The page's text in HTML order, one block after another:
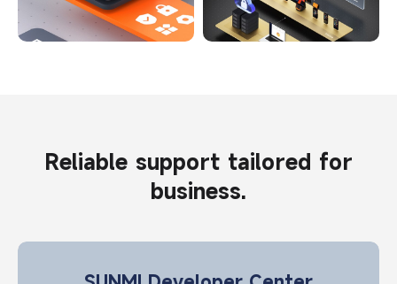
Reliable support tailored for
business.